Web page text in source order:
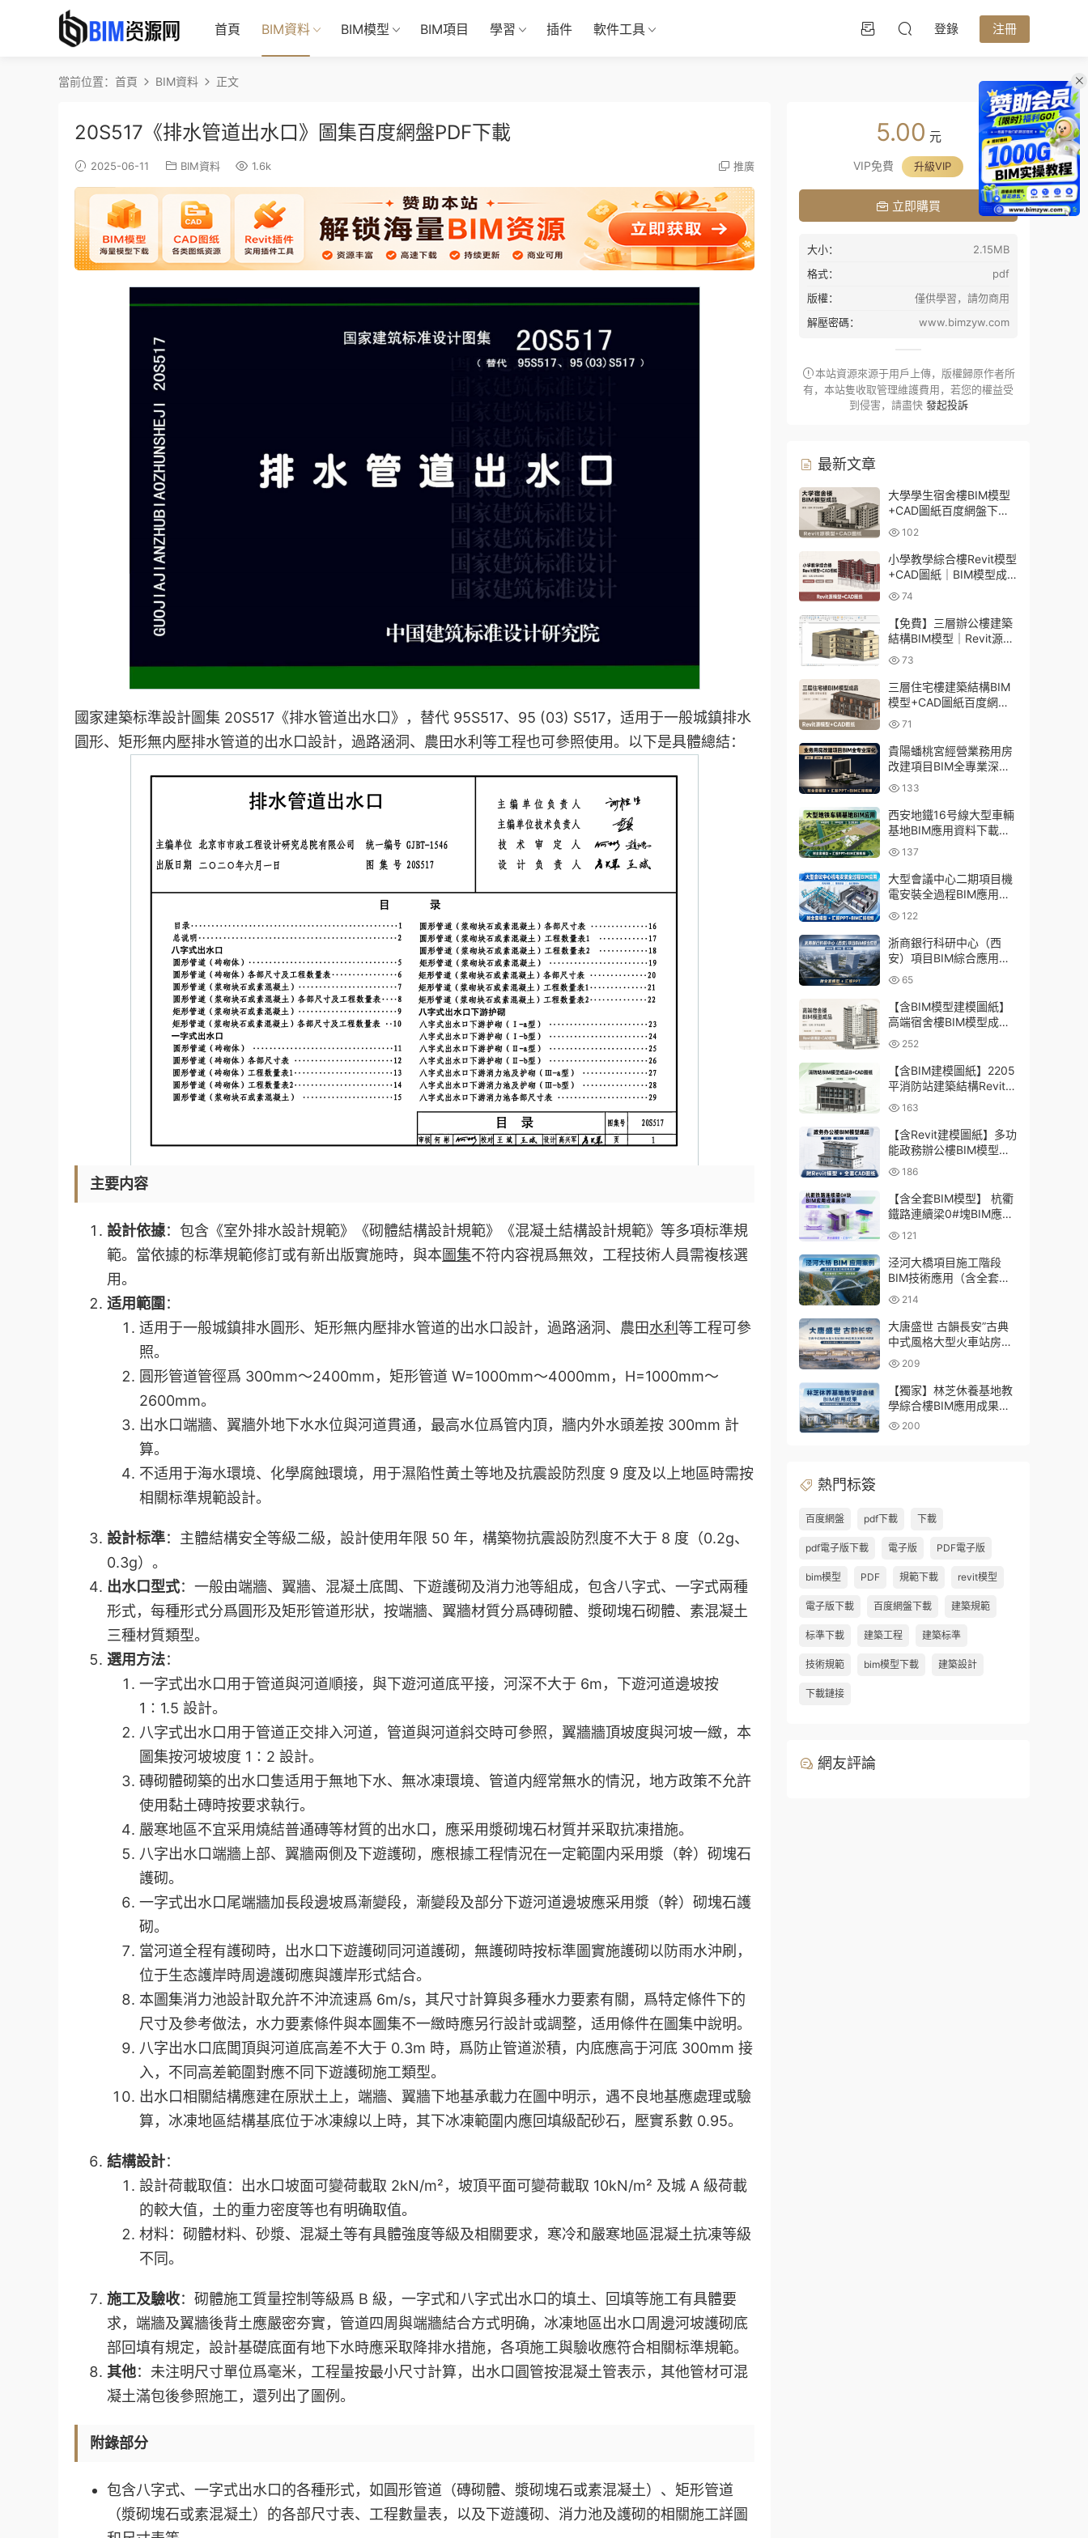
首頁 BIM資料 BIM模型 BIM項目 學習 插件 軟件工具 登錄 注冊
當前位置： 首頁 BIM資料 正文
20S517《排水管道出水口》圖集百度網盤PDF下載
2025-06-11 BIM資料 1.6k 推廣
國家建築标準設計圖集 20S517《排水管道出水口》，替代 95S517、95 (03) S517，适用于一般城鎮排水
圓形、矩形無内壓排水管道的出水口設計，過路涵洞、農田水利等工程也可參照使用。以下是具體總結：
主要内容
設計依據：包含《室外排水設計規範》《砌體結構設計規範》《混凝土結構設計規範》等多項标準規
範。當依據的标準規範修訂或有新出版實施時，與本圖集不符内容視爲無效，工程技術人員需複核選
用。
适用範圍 ：
适用于一般城鎮排水圓形、矩形無内壓排水管道的出水口設計，過路涵洞、農田水利 等工程可參
照。
圓形管道管徑爲 300mm～2400mm，矩形管道 W=1000mm～4000mm，H=1000mm～
2600mm。
出水口端牆、翼牆外地下水水位與河道貫通，最高水位爲管内頂，牆内外水頭差按 300mm 計
算。
不适用于海水環境、化學腐蝕環境，用于濕陷性黃土等地及抗震設防烈度 9 度及以上地區時需按
相關标準規範設計。
設計标準：主體結構安全等級二級，設計使用年限 50 年，構築物抗震設防烈度不大于 8 度（0.2g、
0.3g）。
出水口型式：一般由端牆、翼牆、混凝土底闆、下遊護砌及消力池等組成，包含八字式、一字式兩種
形式，每種形式分爲圓形及矩形管道形狀，按端牆、翼牆材質分爲磚砌體、漿砌塊石砌體、素混凝土
三種材質類型。
選用方法：
一字式出水口用于管道與河道順接，與下遊河道底平接，河深不大于 6m，下遊河道邊坡按
1∶1.5 設計。
八字式出水口用于管道正交排入河道，管道與河道斜交時可參照，翼牆牆頂坡度與河坡一緻，本
圖集按河坡坡度 1∶2 設計。
磚砌體砌築的出水口隻适用于無地下水、無冰凍環境、管道内經常無水的情況，地方政策不允許
使用黏土磚時按要求執行。
嚴寒地區不宜采用燒結普通磚等材質的出水口，應采用漿砌塊石材質并采取抗凍措施。
八字出水口端牆上部、翼牆兩側及下遊護砌，應根據工程情況在一定範圍内采用漿（幹）砌塊石
護砌。
一字式出水口尾端牆加長段邊坡爲漸變段，漸變段及部分下遊河道邊坡應采用漿（幹）砌塊石護
砌。
當河道全程有護砌時，出水口下遊護砌同河道護砌，無護砌時按标準圖實施護砌以防雨水沖刷，
位于生态護岸時周邊護砌應與護岸形式結合。
本圖集消力池設計取允許不沖流速爲 6m/s，其尺寸計算與多種水力要素有關，爲特定條件下的
尺寸及參考做法，水力要素條件與本圖集不一緻時應另行設計或調整，适用條件在圖集中說明。
八字出水口底闆頂與河道底高差不大于 0.3m 時，爲防止管道淤積，内底應高于河底 300mm 接
入，不同高差範圍對應不同下遊護砌施工類型。
出水口相關結構應建在原狀土上，端牆、翼牆下地基承載力在圖中明示，遇不良地基應處理或驗
算，冰凍地區結構基底位于冰凍線以上時，其下冰凍範圍内應回填級配砂石，壓實系數 0.95。
結構設計：
設計荷載取值：出水口坡面可變荷載取 2kN/m²，坡頂平面可變荷載取 10kN/m² 及城 A 級荷載
的較大值，土的重力密度等也有明确取值。
材料：砌體材料、砂漿、混凝土等有具體強度等級及相關要求，寒冷和嚴寒地區混凝土抗凍等級
不同。
施工及驗收：砌體施工質量控制等級爲 B 級，一字式和八字式出水口的填土、回填等施工有具體要
求，端牆及翼牆後背土應嚴密夯實，管道四周與端牆結合方式明确，冰凍地區出水口周邊河坡護砌底
部回填有規定，設計基礎底面有地下水時應采取降排水措施，各項施工與驗收應符合相關标準規範。
其他：未注明尺寸單位爲毫米，工程量按最小尺寸計算，出水口圓管按混凝土管表示，其他管材可混
凝土滿包後參照施工，還列出了圖例。
附錄部分
包含八字式、一字式出水口的各種形式，如圓形管道（磚砌體、漿砌塊石或素混凝土）、矩形管道
（漿砌塊石或素混凝土）的各部尺寸表、工程數量表，以及下遊護砌、消力池及護砌的相關施工詳圖
5.00 元
VIP免費 升級VIP
立即購買
大小：
2.15MB
格式：
pdf
版權：
僅供學習，請勿商用
解壓密碼：
www.bimzyw.com
本站資源來源于用戶上傳，版權歸原作者所
有，本站隻收取管理維護費用，若您的權益受
到侵害，請盡快 發起投訴
最新文章
大學學生宿舍樓BIM模型
+CAD圖紙百度網盤下載
｜建築結構全套Revit源文
件
102
小學教學綜合樓Revit模型
+CAD圖紙｜BIM模型成
品百度網盤下載
74
【免費】三層辦公樓建築
結構BIM模型｜Revit源文
件百度網盤下載
73
三層住宅樓建築結構BIM
模型+CAD圖紙百度網盤
下載
71
貴陽蟠桃宮經營業務用房
改建項目BIM全專業深化
資料下載：含模型、彙報
PPT及演示視頻
133
西安地鐵16号線大型車輛
基地BIM應用資料下載：
含BIM模型、彙報PPT及
演示視頻
137
大型會議中心二期項目機
電安裝全過程BIM應用資
料下載：含BIM模型、彙
報PPT及視頻
122
浙商銀行科研中心（西
安）項目BIM綜合應用資
料下載：含全套BIM模
型、彙報PPT
65
【含BIM模型建模圖紙】
高端宿舍樓BIM模型成
品，包含建築+結構兩大
專業Revit模型及全套建模
CAD圖紙
252
【含BIM建模圖紙】2205
平消防站建築結構Revit模
型成品，包含全套BIM建
模CAD圖紙下載
163
【含Revit建模圖紙】多功
能政務辦公樓BIM模型成
品，包含建築+結構+機電
三大專業Revit模型及配套
建模CAD圖紙
186
【含全套BIM模型】 杭衢
鐵路連續梁0#塊BIM應用
成果｜鋼筋與預應力深化
施工實戰資料
121
泾河大橋項目施工階段
BIM技術應用（含全套
BIM模型、彙報PPT及演
示視頻）
214
大唐盛世 古韻長安”古典
中式風格大型火車站房
BIM應用及關鍵技術研發
（含全套BIM模型、彙報
PPT及演示視頻）
209
【獨家】林芝休養基地教
學綜合樓BIM應用成果
（全套資料含BIM模型、
200
熱門标簽
百度網盤 pdf下載 下載
pdf電子版下載 電子版 PDF電子版
bim模型 PDF 規範下載 revit模型
電子版下載 百度網盤下載 建築規範
标準下載 建築工程 建築标準
技術規範 bim模型下載 建築設計
下載鏈接
網友評論